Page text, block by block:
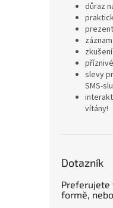
důraz
slevy
SMS-
vítány!
Dotazník
Preferujete
formě,